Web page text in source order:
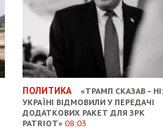
ПОЛИТИКА
«ТРАМП СКАЗАВ – НІ:
УКРАЇНІ ВІДМОВИЛИ У ПЕРЕДАЧІ
ДОДАТКОВИХ РАКЕТ ДЛЯ ЗРК
PATRIOT» 08:03